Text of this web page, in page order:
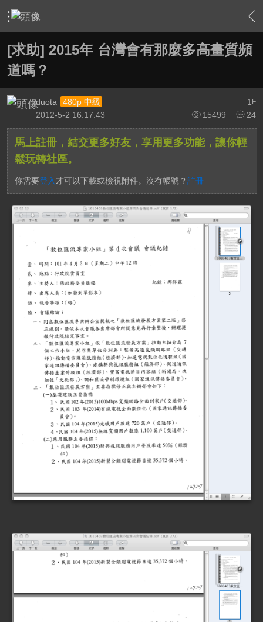
› 綜合討論區 › 台灣UHD TV發展討論區 › 內容
[求助] 2015年 台灣會有那麼多高畫質頻
道嗎？
1 F
duota
480p 中級
15499
24
2012-5-2 16:17:43
馬上註冊，結交更多好友，享用更多功能，讓你輕
鬆玩轉社區。
你需要登入 才可以下載或檢視附件。沒有帳號？ 註冊